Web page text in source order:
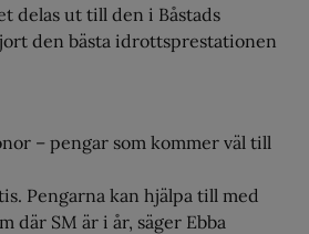
delas ut till den i Båstads
den bästa idrottsprestationen
– pengar som kommer väl till
Pengarna kan hjälpa till med
där SM är i år, säger Ebba